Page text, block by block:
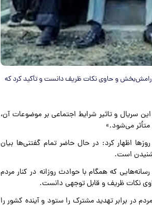
آرامش‌بخش و حاوی نکات ظریف دانست و تأکید کرد که
سریال و تاثیر شرایط اجتماعی بر موضوعات آن،
متأثر می‌شود.»
اظهار کرد: در حال حاضر تمام گفتنی‌ها بیان
شنیدن است.
که همگام با حوادث روزانه در کنار مردم
نکات ظریف و قابل توجهی دانست.
برابر تهدید مشترک را ستود و آینده کشور را